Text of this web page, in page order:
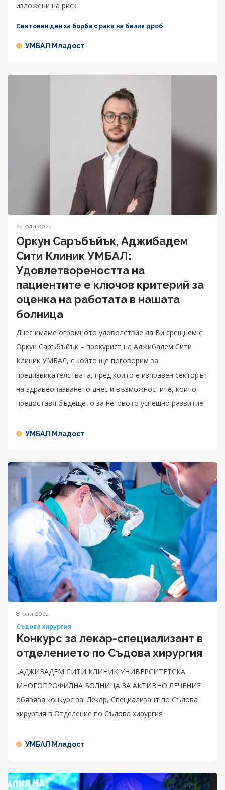
изложени на риск
Световен ден за борба с рака на белия дроб
УМБАЛ Младост
24 юли 2024
Оркун Саръбъйък, Аджибадем
Сити Клиник УМБАЛ:
Удовлетвореността на
пациентите е ключов критерий за
оценка на работата в нашата
болница
Днес имаме огромното удоволствие да Ви срещнем с
Оркун Саръбъйък – прокурист на Аджибадем Сити
Клиник УМБАЛ, с който ще поговорим за
предизвикателствата, пред които е изправен секторът
на здравеопазването днес и възможностите, които
предоставя бъдещето за неговото успешно развитие.
УМБАЛ Младост
8 юли 2024
Съдова хирургия
Конкурс за лекар-специализант в
отделението по Съдова хирургия
„АДЖИБАДЕМ СИТИ КЛИНИК УНИВЕРСИТЕТСКА
МНОГОПРОФИЛНА БОЛНИЦА ЗА АКТИВНО ЛЕЧЕНИЕ
обявява конкурс за: Лекар, Специализант по Съдова
хирургия в Отделение по Съдова хирургия
УМБАЛ Младост